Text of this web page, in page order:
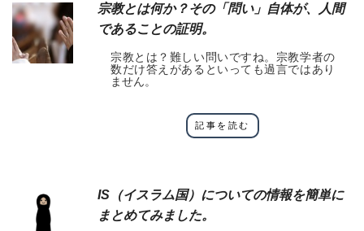
宗教とは何か？その「問い」自体が、人間
であることの証明。
宗教とは？難しい問いですね。宗教学者の
数だけ答えがあるといっても過言ではあり
ません。
記事を読む
IS（イスラム国）についての情報を簡単に
まとめてみました。